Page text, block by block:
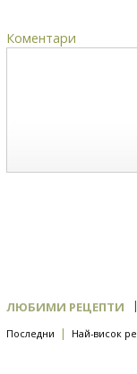
Коментари
ЛЮБИМИ РЕЦЕПТИ |
Последни | Най-висок